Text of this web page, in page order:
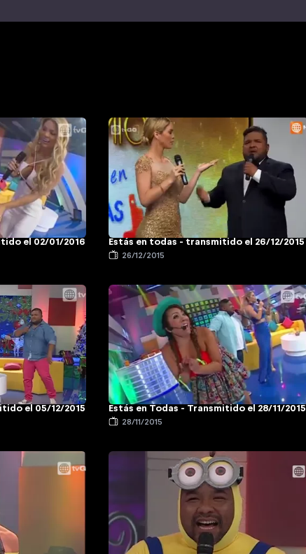
el 02/01/2016 Estás en todas - transmitido el 26/12/2015
26/12/2015
el 05/12/2015 Estás en Todas - Transmitido el 28/11/2015
28/11/2015